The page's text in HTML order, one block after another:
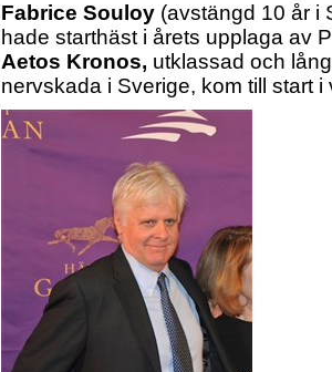
Fabrice Souloy (avstängd 10 år i
hade starthäst i årets upplaga av
Aetos Kronos, utklassad och
nervskada i Sverige, kom till start